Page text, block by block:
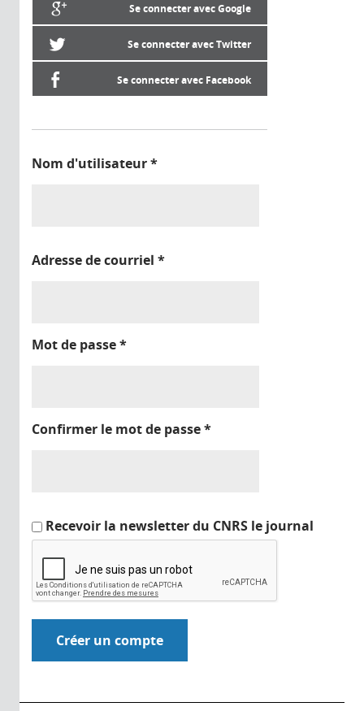
Se connecter avec Google
Se connecter avec Twitter
Se connecter avec Facebook
Nom d'utilisateur*
Adresse de courriel *
Mot de passe*
Confirmer le mot de passe*
Recevoir la newsletter du CNRS le journal